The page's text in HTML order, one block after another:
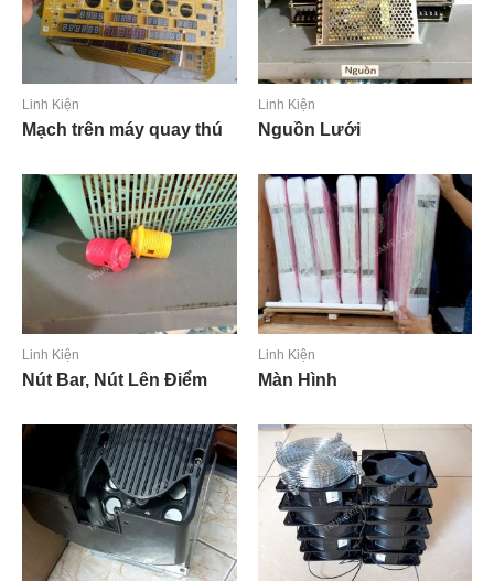
Linh Kiện
Mạch trên máy quay thú
Linh Kiện
Nguồn Lưới
Linh Kiện
Nút Bar, Nút Lên Điểm
Linh Kiện
Màn Hình